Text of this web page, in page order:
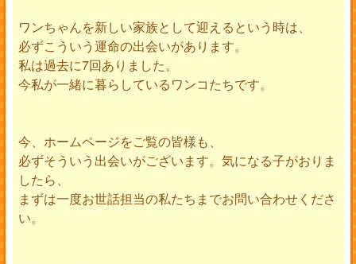
ワンちゃんを新しい家族として迎えるという時は、
必ずこういう運命の出会いがあります。
私は過去に7回ありました。
今私が一緒に暮らしているワンコたちです。
今、ホームページをご覧の皆様も、
必ずそういう出会いがございます。気になる子がおりま
したら、
まずは一度お世話担当の私たちまでお問い合わせくださ
い。